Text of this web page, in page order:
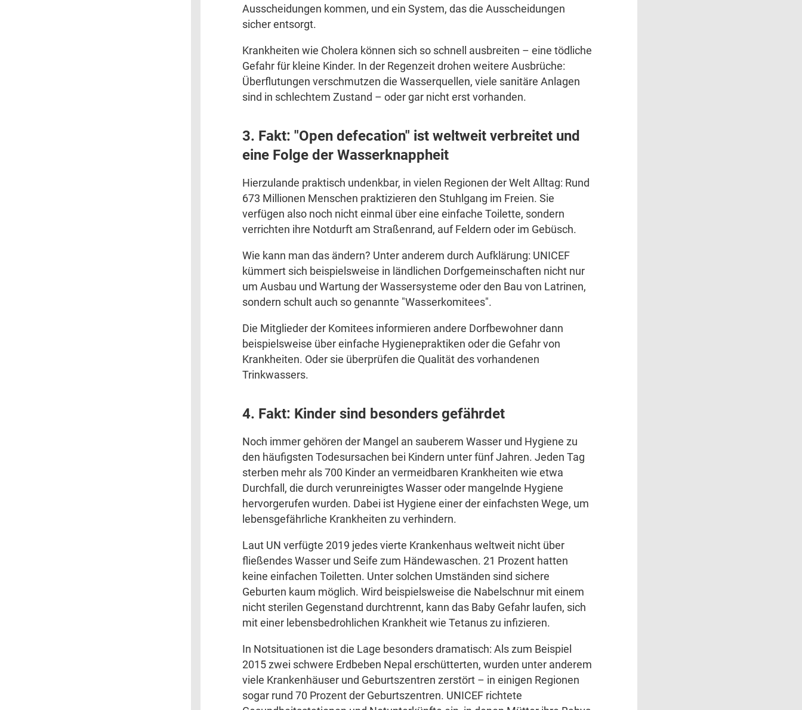
Ausscheidungen kommen, und ein System, das die Ausscheidungen
sicher entsorgt.
Krankheiten wie Cholera können sich so schnell ausbreiten – eine tödliche
Gefahr für kleine Kinder. In der Regenzeit drohen weitere Ausbrüche:
Überflutungen verschmutzen die Wasserquellen, viele sanitäre Anlagen
sind in schlechtem Zustand – oder gar nicht erst vorhanden.
3. Fakt: "Open defecation" ist weltweit verbreitet und
eine Folge der Wasserknappheit
Hierzulande praktisch undenkbar, in vielen Regionen der Welt Alltag: Rund
673 Millionen Menschen praktizieren den Stuhlgang im Freien. Sie
verfügen also noch nicht einmal über eine einfache Toilette, sondern
verrichten ihre Notdurft am Straßenrand, auf Feldern oder im Gebüsch.
Wie kann man das ändern? Unter anderem durch Aufklärung: UNICEF
kümmert sich beispielsweise in ländlichen Dorfgemeinschaften nicht nur
um Ausbau und Wartung der Wassersysteme oder den Bau von Latrinen,
sondern schult auch so genannte "Wasserkomitees".
Die Mitglieder der Komitees informieren andere Dorfbewohner dann
beispielsweise über einfache Hygienepraktiken oder die Gefahr von
Krankheiten. Oder sie überprüfen die Qualität des vorhandenen
Trinkwassers.
4. Fakt: Kinder sind besonders gefährdet
Noch immer gehören der Mangel an sauberem Wasser und Hygiene zu
den häufigsten Todesursachen bei Kindern unter fünf Jahren. Jeden Tag
sterben mehr als 700 Kinder an vermeidbaren Krankheiten wie etwa
Durchfall, die durch verunreinigtes Wasser oder mangelnde Hygiene
hervorgerufen wurden. Dabei ist Hygiene einer der einfachsten Wege, um
lebensgefährliche Krankheiten zu verhindern.
Laut UN verfügte 2019 jedes vierte Krankenhaus weltweit nicht über
fließendes Wasser und Seife zum Händewaschen. 21 Prozent hatten
keine einfachen Toiletten. Unter solchen Umständen sind sichere
Geburten kaum möglich. Wird beispielsweise die Nabelschnur mit einem
nicht sterilen Gegenstand durchtrennt, kann das Baby Gefahr laufen, sich
mit einer lebensbedrohlichen Krankheit wie Tetanus zu infizieren.
In Notsituationen ist die Lage besonders dramatisch: Als zum Beispiel
2015 zwei schwere Erdbeben Nepal erschütterten, wurden unter anderem
viele Krankenhäuser und Geburtszentren zerstört – in einigen Regionen
sogar rund 70 Prozent der Geburtszentren. UNICEF richtete